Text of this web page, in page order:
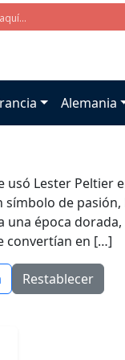
Alemania
Lester Peltier
de
una época
convertían en […]
Restablecer